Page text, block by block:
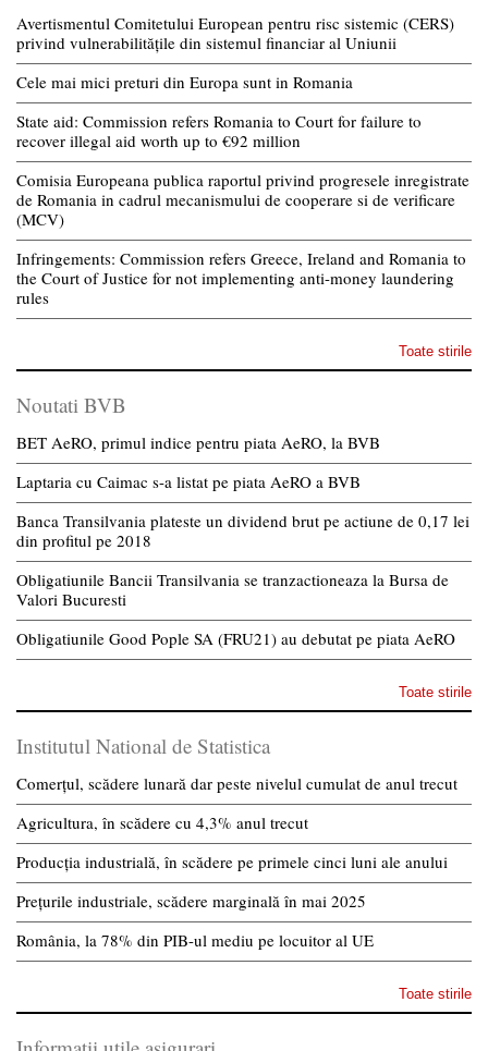
Avertismentul Comitetului European pentru risc sistemic (CERS)
privind vulnerabilitățile din sistemul financiar al Uniunii
Cele mai mici preturi din Europa sunt in Romania
State aid: Commission refers Romania to Court for failure to
recover illegal aid worth up to €92 million
Comisia Europeana publica raportul privind progresele inregistrate
de Romania in cadrul mecanismului de cooperare si de verificare
(MCV)
Infringements: Commission refers Greece, Ireland and Romania to
the Court of Justice for not implementing anti-money laundering
rules
Toate stirile
Noutati BVB
BET AeRO, primul indice pentru piata AeRO, la BVB
Laptaria cu Caimac s-a listat pe piata AeRO a BVB
Banca Transilvania plateste un dividend brut pe actiune de 0,17 lei
din profitul pe 2018
Obligatiunile Bancii Transilvania se tranzactioneaza la Bursa de
Valori Bucuresti
Obligatiunile Good Pople SA (FRU21) au debutat pe piata AeRO
Toate stirile
Institutul National de Statistica
Comerțul, scădere lunară dar peste nivelul cumulat de anul trecut
Agricultura, în scădere cu 4,3% anul trecut
Producția industrială, în scădere pe primele cinci luni ale anului
Prețurile industriale, scădere marginală în mai 2025
România, la 78% din PIB-ul mediu pe locuitor al UE
Toate stirile